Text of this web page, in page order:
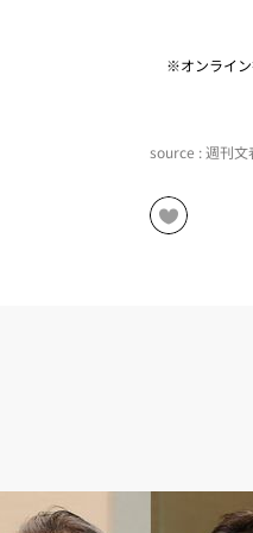
※オンライン
source : 週刊